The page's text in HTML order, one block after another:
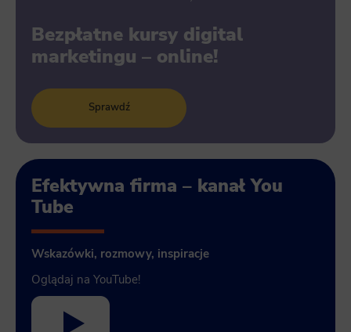
Bezpłatne kursy digital
marketingu – online!
Sprawdź
Efektywna firma – kanał You
Tube
Wskazówki, rozmowy, inspiracje
Oglądaj na YouTube!